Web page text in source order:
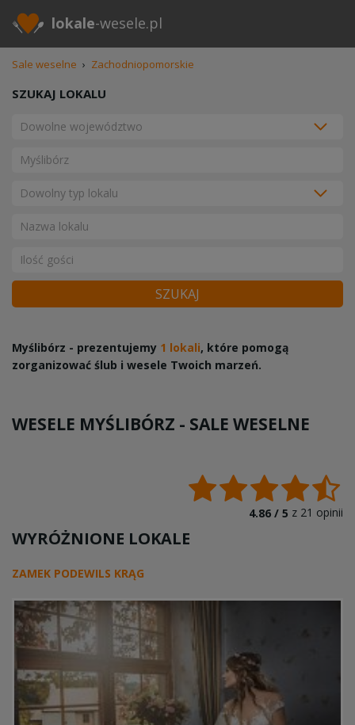
lokale-wesele.pl
Sale weselne › Zachodniopomorskie
SZUKAJ LOKALU
SZUKAJ
Myślibórz - prezentujemy 1 lokali, które pomogą
zorganizować ślub i wesele Twoich marzeń.
WESELE MYŚLIBÓRZ - SALE WESELNE
4.86 / 5 z 21 opinii
WYRÓŻNIONE LOKALE
ZAMEK PODEWILS KRĄG